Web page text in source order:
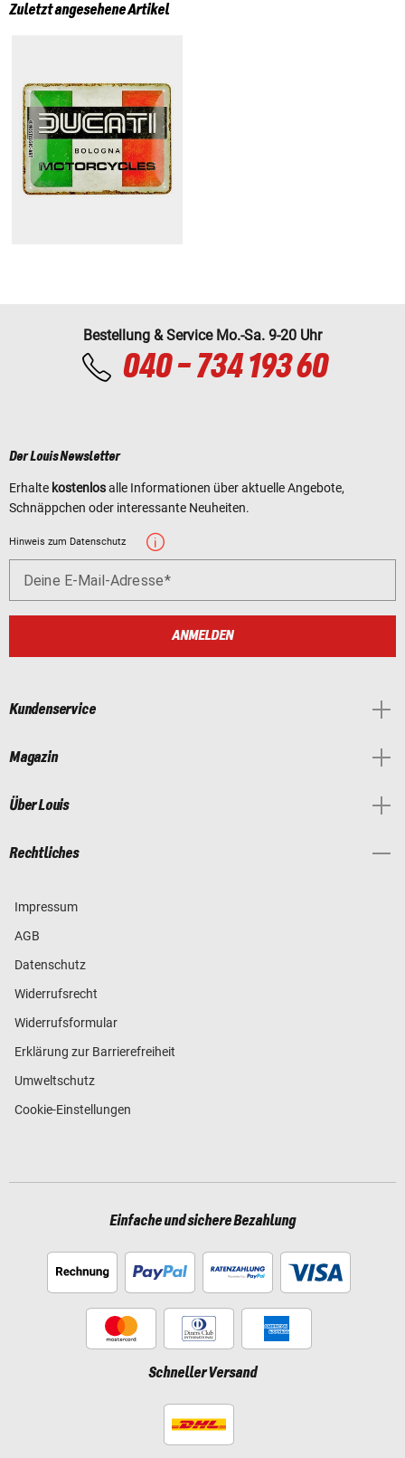
Zuletzt angesehene Artikel
Bestellung & Service Mo.-Sa. 9-20 Uhr
040 - 734 193 60
Der Louis Newsletter
Erhalte kostenlosalle Informationen über aktuelle Angebote,
Schnäppchen oder interessante Neuheiten.
Hinweis zum Datenschutz
Deine E-Mail-Adresse
ANMELDEN
Kundenservice
Magazin
Über Louis
Rechtliches
Impressum
AGB
Datenschutz
Widerrufsrecht
Widerrufsformular
Erklärung zur Barrierefreiheit
Umweltschutz
Cookie-Einstellungen
Einfache und sichere Bezahlung
Schneller Versand